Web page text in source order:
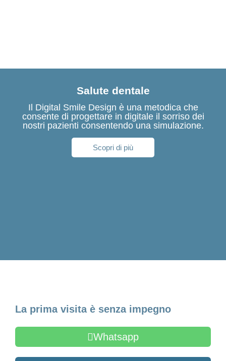
Salute dentale
Il Digital Smile Design è una metodica che
consente di progettare in digitale il sorriso dei
nostri pazienti consentendo una simulazione.
Scopri di più
La prima visita è senza impegno
Whatsapp